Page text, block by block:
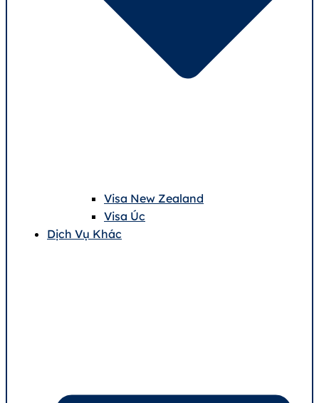
Visa New Zealand
Visa Úc
Dịch Vụ Khác